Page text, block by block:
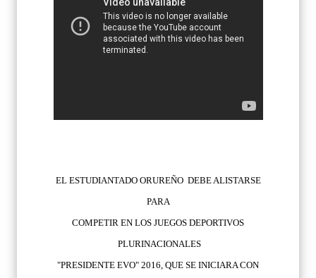
EL ESTUDIANTADO ORUREÑO DEBE ALISTARSE
PARA
COMPETIR EN LOS JUEGOS DEPORTIVOS
PLURINACIONALES
"PRESIDENTE EVO" 2016, QUE SE INICIARA CON